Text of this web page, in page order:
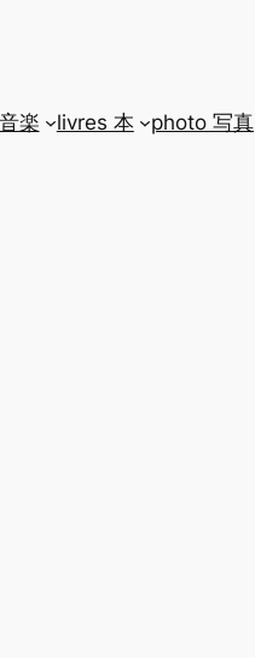
楽 livres 本 photo 写真